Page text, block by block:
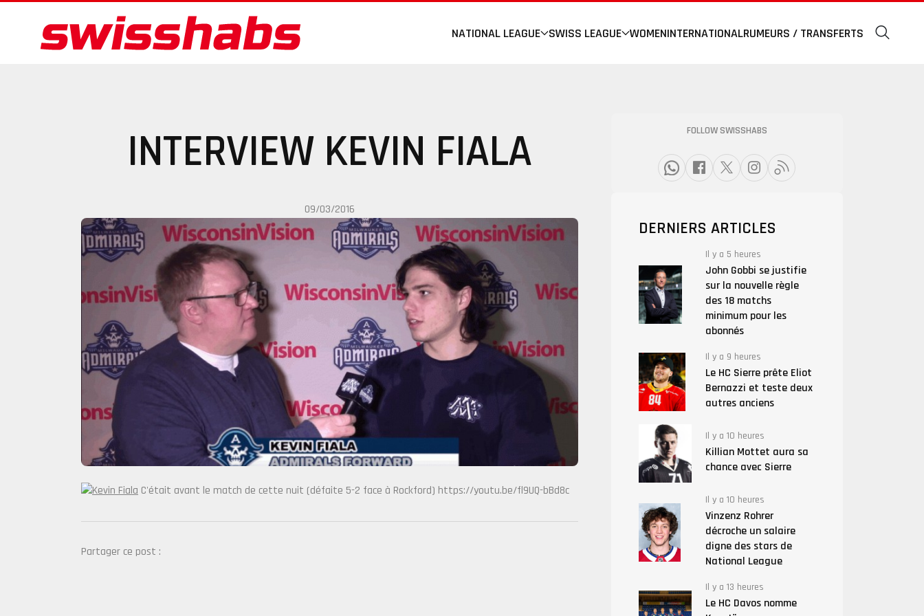
NATIONAL LEAGUE SWISS LEAGUE WOMENINTERNATIONALRUMEURS / TRANSFERTS
INTERVIEW KEVIN FIALA
09/03/2016
C'était avant le match de cette nuit (défaite 5-2 face à Rockford) https://youtu.be/fl9UQ-bBd8c
Partager ce post :
FOLLOW SWISSHABS
DERNIERS ARTICLES
Il y a 5 heures
John Gobbi se justifie
sur la nouvelle règle
des 18 matchs
minimum pour les
abonnés
Il y a 9 heures
Le HC Sierre prête Eliot
Bernazzi et teste deux
autres anciens
Il y a 10 heures
Killian Mottet aura sa
chance avec Sierre
Il y a 10 heures
Vinzenz Rohrer
décroche un salaire
digne des stars de
National League
Il y a 13 heures
Le HC Davos nomme